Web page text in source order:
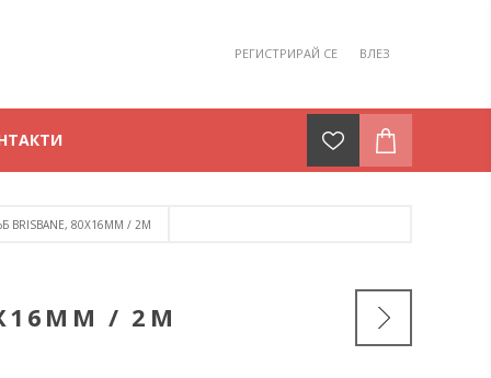
РЕГИСТРИРАЙ СЕ ВЛЕЗ
BRISBANE, 80Х16ММ / 2М
/ 2М